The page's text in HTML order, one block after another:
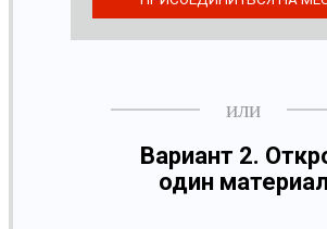
Вариант 2.
один материал